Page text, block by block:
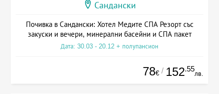
Сандански
Почивка в Сандански: Хотел Медите СПА Резорт със
закуски и вечери, минерални басейни и СПА пакет
Дата: 30.03 - 20.12 + полупансион
78€ / 152.55
лв.